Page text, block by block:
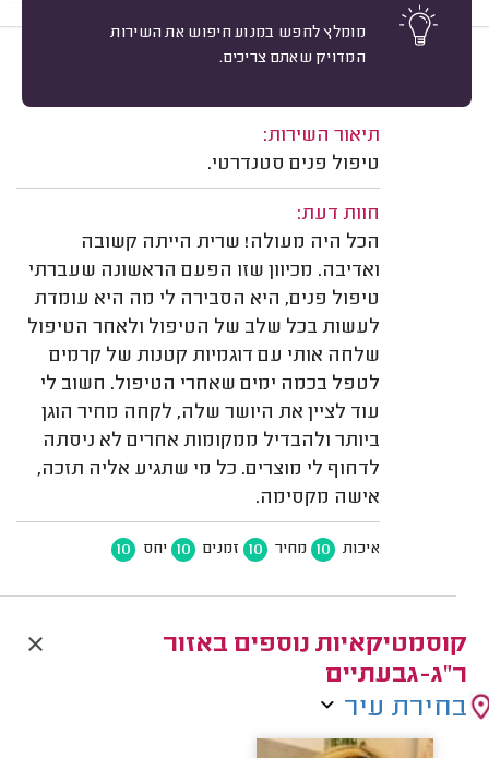
מומלץ לחפש במנוע חיפוש את השירות
המדויק שאתם צריכים.
נוגה פז א. רמת גן.
תיאור השירות:
טיפול פנים סטנדרטי.
חוות דעת:
הכל היה מעולה! שרית הייתה קשובה
ואדיבה. מכיוון שזו הפעם הראשונה שעברתי
טיפול פנים, היא הסבירה לי מה היא עומדת
לעשות בכל שלב של הטיפול ולאחר הטיפול
שלחה אותי עם דוגמיות קטנות של קרמים
לטפל בכמה ימים שאחרי הטיפול. חשוב לי
עוד לציין את היושר שלה, לקחה מחיר הוגן
ביותר ולהבדיל ממקומות אחרים לא ניסתה
לדחוף לי מוצרים. כל מי שתגיע אליה תזכה,
אישה מקסימה.
איכות 10 מחיר 10 זמנים 10 יחס 10
קוסמטיקאיות נוספים באזור
ר"ג-גבעתיים
בחירת עיר